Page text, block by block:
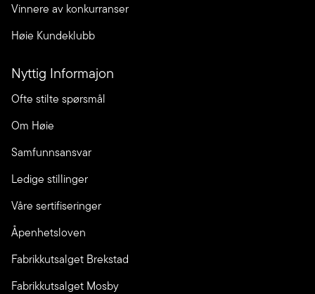
Vinnere av konkurranser
Høie Kundeklubb
Nyttig Informajon
Ofte stilte spørsmål
Om Høie
Samfunnsansvar
Ledige stillinger
Våre sertifiseringer
Åpenhetsloven
Fabrikkutsalget Brekstad
Fabrikkutsalget Mosby